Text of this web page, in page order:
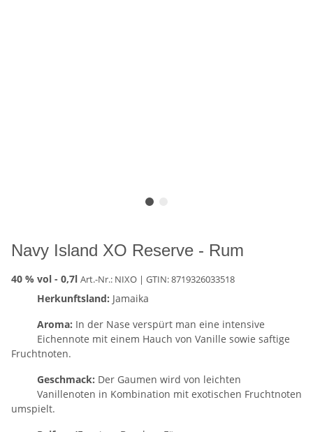
Navy Island XO Reserve - Rum
40 % vol - 0,7l Art.-Nr.: NIXO | GTIN:8719326033518
Herkunftsland: Jamaika
Aroma:
Eichennote mit einem Hauch von Vanille sowie saftige
Fruchtnoten.
Geschmack:
Vanillenoten in Kombination mit exotischen Fruchtnoten
umspielt.